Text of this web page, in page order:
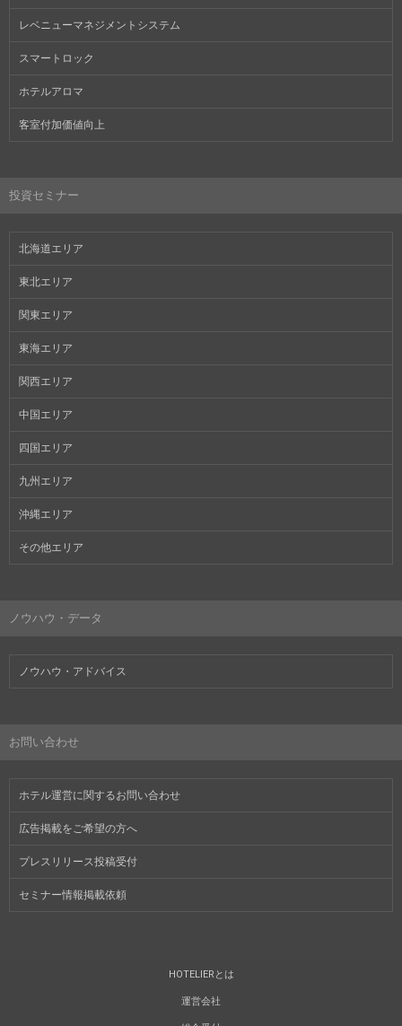
レベニューマネジメントシステム
スマートロック
ホテルアロマ
客室付加価値向上
投資セミナー
北海道エリア
東北エリア
関東エリア
東海エリア
関西エリア
中国エリア
四国エリア
九州エリア
沖縄エリア
その他エリア
ノウハウ・データ
ノウハウ・アドバイス
お問い合わせ
ホテル運営に関するお問い合わせ
広告掲載をご希望の方へ
プレスリリース投稿受付
セミナー情報掲載依頼
HOTELIERとは
運営会社